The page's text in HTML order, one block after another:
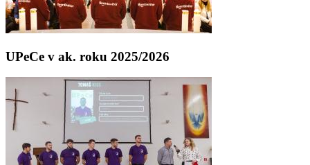
UPeCe v ak. roku 2025/2026